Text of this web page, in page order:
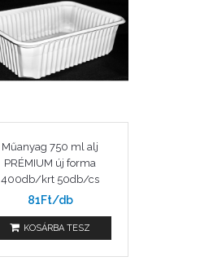
Műanyag 750 ml alj
PRÉMIUM új forma
400db/krt 50db/cs
81Ft/db
KOSÁRBA TESZ